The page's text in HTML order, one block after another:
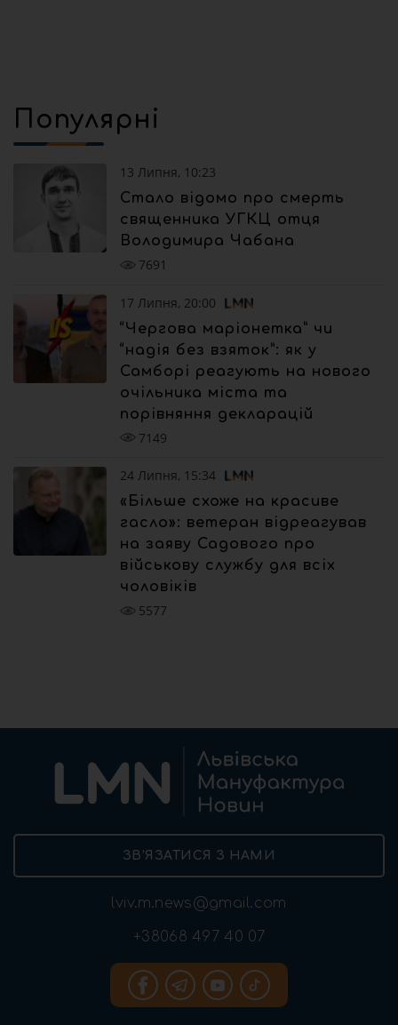
Популярні
13 Липня, 10:23
Стало відомо про смерть
священника УГКЦ отця
Володимира Чабана
7691
17 Липня, 20:00
“Чергова маріонетка” чи
“надія без взяток”: як у
Самборі реагують на нового
очільника міста та
порівняння декларацій
7149
24 Липня, 15:34
«Більше схоже на красиве
гасло»: ветеран відреагував
на заяву Садового про
військову службу для всіх
чоловіків
5577
ЗВ’ЯЗАТИСЯ З НАМИ
lviv.m.news@gmail.com
+38068 497 40 07